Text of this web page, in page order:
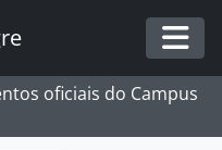
oficiais do Campus